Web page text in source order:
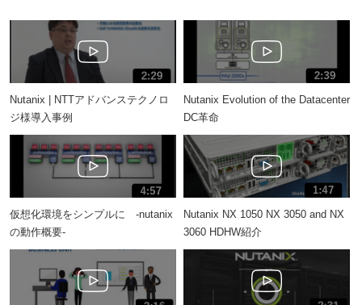
Nutanix | NTTアドバンステクノロ
ジ様導入事例
Nutanix Evolution of the Datacenter
DC革命
仮想化環境をシンプルに -nutanix
の動作概要-
Nutanix NX 1050 NX 3050 and NX
3060 HDHW紹介